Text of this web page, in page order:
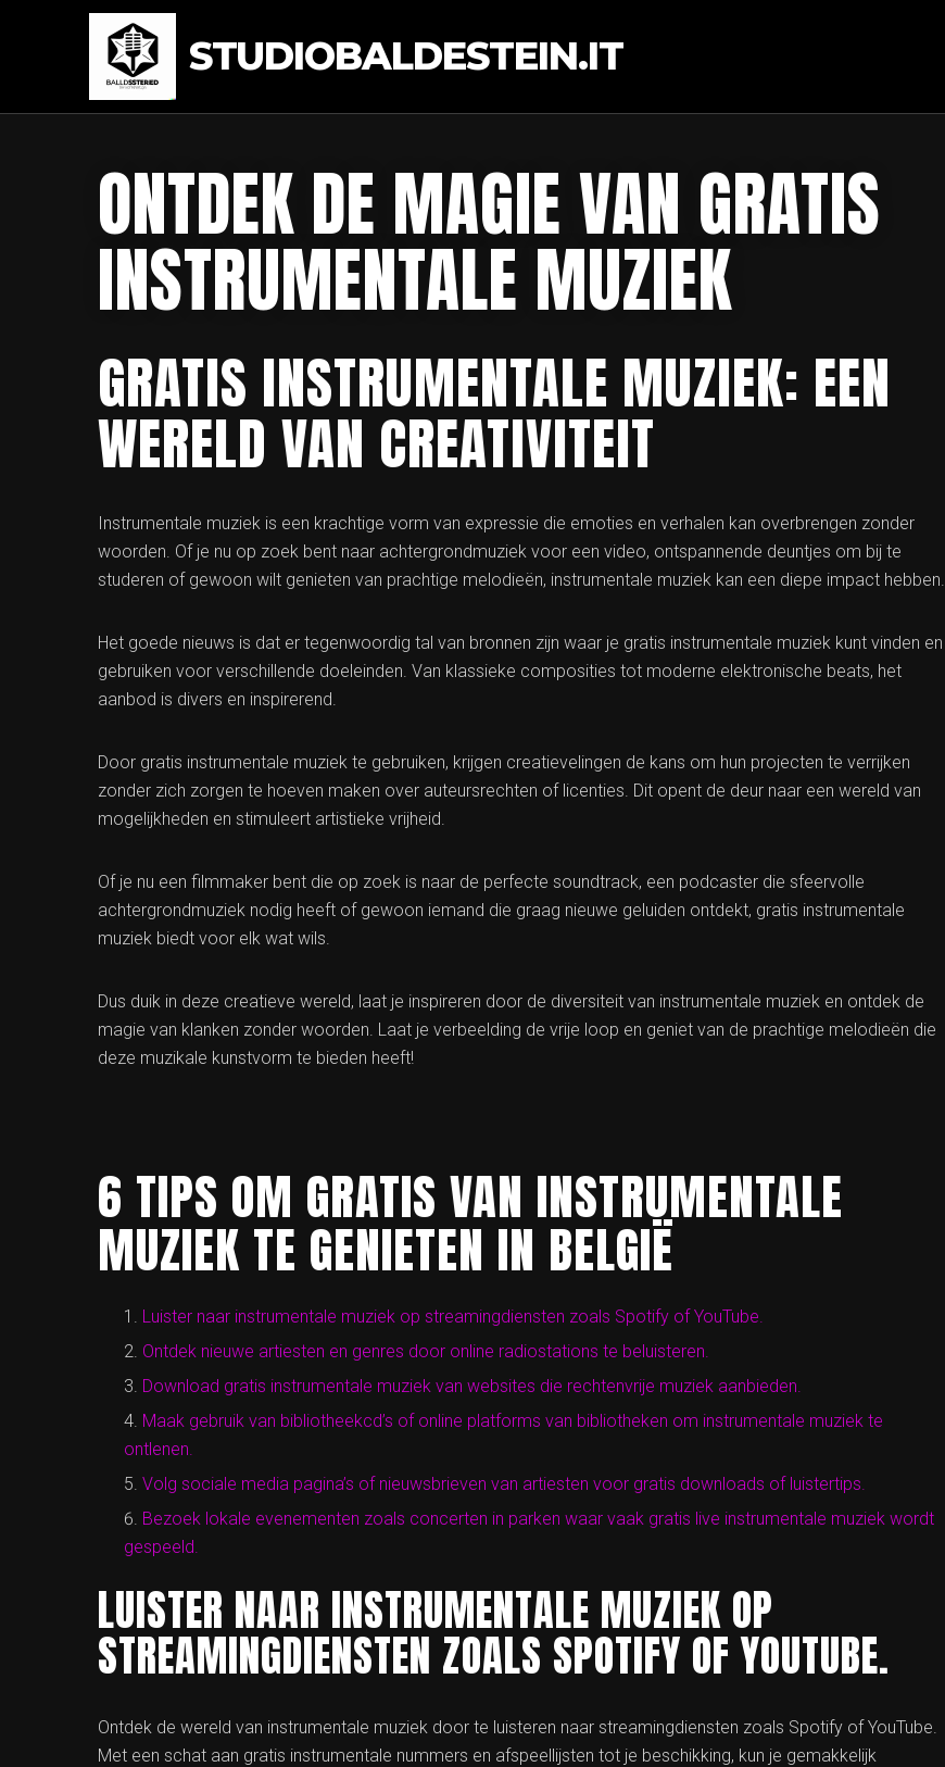
STUDIOBALDESTEIN.IT
ONTDEK DE MAGIE VAN GRATIS
INSTRUMENTALE MUZIEK
GRATIS INSTRUMENTALE MUZIEK: EEN
WERELD VAN CREATIVITEIT
Instrumentale muziek is een krachtige vorm van expressie die emoties en verhalen kan overbrengen zonder
woorden. Of je nu op zoek bent naar achtergrondmuziek voor een video, ontspannende deuntjes om bij te
studeren of gewoon wilt genieten van prachtige melodieën, instrumentale muziek kan een diepe impact hebben.
Het goede nieuws is dat er tegenwoordig tal van bronnen zijn waar je gratis instrumentale muziek kunt vinden en
gebruiken voor verschillende doeleinden. Van klassieke composities tot moderne elektronische beats, het
aanbod is divers en inspirerend.
Door gratis instrumentale muziek te gebruiken, krijgen creatievelingen de kans om hun projecten te verrijken
zonder zich zorgen te hoeven maken over auteursrechten of licenties. Dit opent de deur naar een wereld van
mogelijkheden en stimuleert artistieke vrijheid.
Of je nu een filmmaker bent die op zoek is naar de perfecte soundtrack, een podcaster die sfeervolle
achtergrondmuziek nodig heeft of gewoon iemand die graag nieuwe geluiden ontdekt, gratis instrumentale
muziek biedt voor elk wat wils.
Dus duik in deze creatieve wereld, laat je inspireren door de diversiteit van instrumentale muziek en ontdek de
magie van klanken zonder woorden. Laat je verbeelding de vrije loop en geniet van de prachtige melodieën die
deze muzikale kunstvorm te bieden heeft!
6 TIPS OM GRATIS VAN INSTRUMENTALE
MUZIEK TE GENIETEN IN BELGIË
Luister naar instrumentale muziek op streamingdiensten zoals Spotify of YouTube.
Ontdek nieuwe artiesten en genres door online radiostations te beluisteren.
Download gratis instrumentale muziek van websites die rechtenvrije muziek aanbieden.
Maak gebruik van bibliotheekcd’s of online platforms van bibliotheken om instrumentale muziek te
ontlenen.
Volg sociale media pagina’s of nieuwsbrieven van artiesten voor gratis downloads of luistertips.
Bezoek lokale evenementen zoals concerten in parken waar vaak gratis live instrumentale muziek wordt
gespeeld.
LUISTER NAAR INSTRUMENTALE MUZIEK OP
STREAMINGDIENSTEN ZOALS SPOTIFY OF YOUTUBE.
Ontdek de wereld van instrumentale muziek door te luisteren naar streamingdiensten zoals Spotify of YouTube.
Met een schat aan gratis instrumentale nummers en afspeellijsten tot je beschikking, kun je gemakkelijk